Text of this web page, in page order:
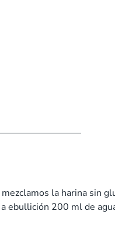
la harina sin
ebullición 200 ml de